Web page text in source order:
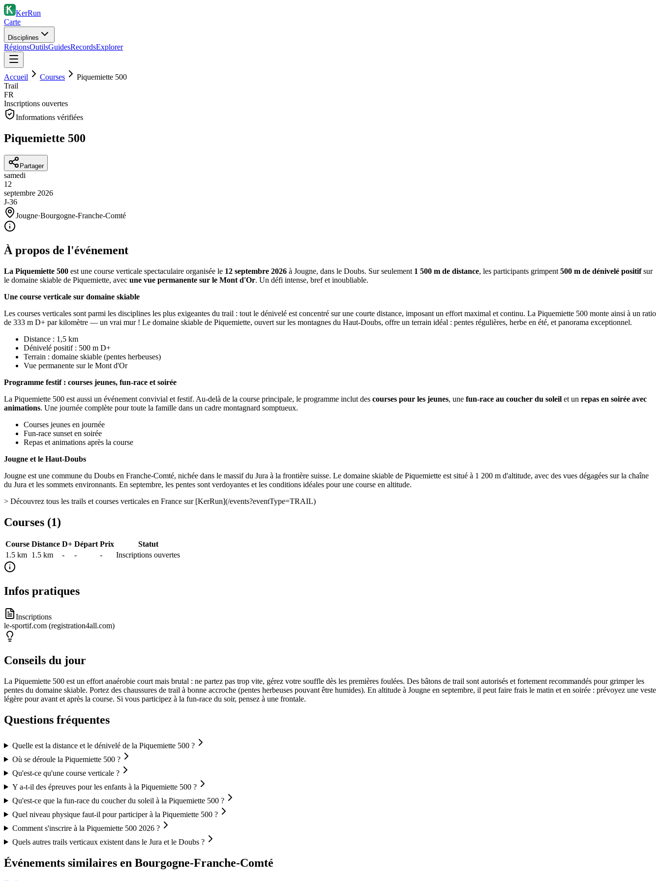
KerRun
Carte
Disciplines
RégionsOutilsGuidesRecordsExplorer
Accueil Courses
Piquemiette 500
Trail
FR
Inscriptions ouvertes
Informations vérifiées
Piquemiette 500
Partager
samedi
12
septembre 2026
J-36
Jougne·Bourgogne-Franche-Comté
À propos de l'événement
La Piquemiette 500 est une course verticale spectaculaire organisée le 12 septembre 2026 à Jougne, dans le Doubs. Sur seulement 1 500 m de distance, les participants grimpent 500 m de dénivelé positifsur
le domaine skiable de Piquemiette, avec une vue permanente sur le Mont d'Or. Un défi intense, bref et inoubliable.
Une course verticale sur domaine skiable
Les courses verticales sont parmi les disciplines les plus exigeantes du trail : tout le dénivelé est concentré sur une courte distance, imposant un effort maximal et continu. La Piquemiette 500 monte ainsi à un ratio
de 333 m D+ par kilomètre — un vrai mur ! Le domaine skiable de Piquemiette, ouvert sur les montagnes du Haut-Doubs, offre un terrain idéal : pentes régulières, herbe en été, et panorama exceptionnel.
Distance : 1,5 km
Dénivelé positif : 500 m D+
Terrain : domaine skiable (pentes herbeuses)
Vue permanente sur le Mont d'Or
Programme festif : courses jeunes, fun-race et soirée
La Piquemiette 500 est aussi un événement convivial et festif. Au-delà de la course principale, le programme inclut des courses pour les jeunes, une fun-race au coucher du soleil et un repas en soirée avec
animations. Une journée complète pour toute la famille dans un cadre montagnard somptueux.
Courses jeunes en journée
Fun-race sunset en soirée
Repas et animations après la course
Jougne et le Haut-Doubs
Jougne est une commune du Doubs en Franche-Comté, nichée dans le massif du Jura à la frontière suisse. Le domaine skiable de Piquemiette est situé à 1 200 m d'altitude, avec des vues dégagées sur la chaîne
du Jura et les sommets environnants. En septembre, les pentes sont verdoyantes et les conditions idéales pour une course en altitude.
> Découvrez tous les trails et courses verticales en France sur [KerRun](/events?eventType=TRAIL)
Courses (1)
Course Distance D+ Départ Prix
Statut
1.5 km 1.5 km - - - Inscriptions ouvertes
Infos pratiques
Inscriptions
le-sportif.com (registration4all.com)
Conseils du jour
La Piquemiette 500 est un effort anaérobie court mais brutal : ne partez pas trop vite, gérez votre souffle dès les premières foulées. Des bâtons de trail sont autorisés et fortement recommandés pour grimper les
pentes du domaine skiable. Portez des chaussures de trail à bonne accroche (pentes herbeuses pouvant être humides). En altitude à Jougne en septembre, il peut faire frais le matin et en soirée : prévoyez une veste
légère pour avant et après la course. Si vous participez à la fun-race du soir, pensez à une frontale.
Questions fréquentes
Quelle est la distance et le dénivelé de la Piquemiette 500 ?
Où se déroule la Piquemiette 500 ?
Qu'est-ce qu'une course verticale ?
Y a-t-il des épreuves pour les enfants à la Piquemiette 500 ?
Qu'est-ce que la fun-race du coucher du soleil à la Piquemiette 500 ?
Quel niveau physique faut-il pour participer à la Piquemiette 500 ?
Comment s'inscrire à la Piquemiette 500 2026 ?
Quels autres trails verticaux existent dans le Jura et le Doubs ?
Événements similaires en Bourgogne-Franche-Comté